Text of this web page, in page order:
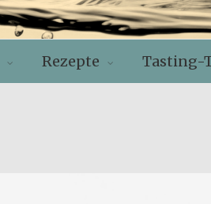
Rezepte Tasting-